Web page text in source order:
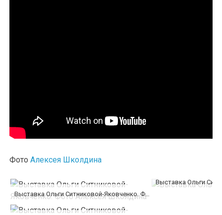
ФотоАлексея Школдина
Выставка Ольги Ситниковой-Яковченко. Фото Алексея Школдина
Выставка Ольги